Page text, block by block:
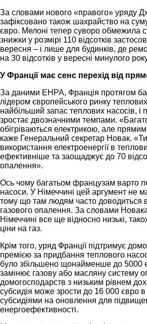
За словами нового «правого» уряду
зафіксовано також шахрайство на
євро. Мелоні тепер суворо обмежила
знижки у розмірі 110 відсотків
вересня – і лише для будинків, де
на 30 відсотків у вересні минулого
У Франції має сенс перехід від
За даними EHPA, Франція протягом
лідером європейського ринку теплових
найбільший запас теплових насосів, і
зростає двозначними темпами.
обігріваються електрикою, але
каже Генеральний секретар Новак.
використання електроенергії в
ефективніше та заощаджує до 70
опалення».
Ось чому багатьом французам варто
насоси. У Німеччині цей аргумент не
тому що там людям часто доводиться
газового опалення. За словами
Німеччині все ще відносно низькі,
ціни на газ.
Крім того, уряд Франції підтримує
премією за придбання теплового
було збільшено щонайменше до 5000
замінює газову або масляну систему
домогосподарств з низьким рівнем
субсидія може зрости до 16 000 євро
субсидіями на оновлення для
енергоефективності.